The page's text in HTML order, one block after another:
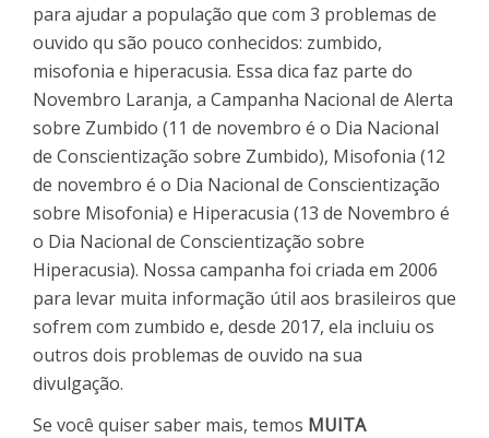
para ajudar a população que com 3 problemas de
ouvido qu são pouco conhecidos: zumbido,
misofonia e hiperacusia. Essa dica faz parte do
Novembro Laranja, a Campanha Nacional de Alerta
sobre Zumbido (11 de novembro é o Dia Nacional
de Conscientização sobre Zumbido), Misofonia (12
de novembro é o Dia Nacional de Conscientização
sobre Misofonia) e Hiperacusia (13 de Novembro é
o Dia Nacional de Conscientização sobre
Hiperacusia). Nossa campanha foi criada em 2006
para levar muita informação útil aos brasileiros que
sofrem com zumbido e, desde 2017, ela incluiu os
outros dois problemas de ouvido na sua
divulgação.
Se você quiser saber mais, temos MUITA